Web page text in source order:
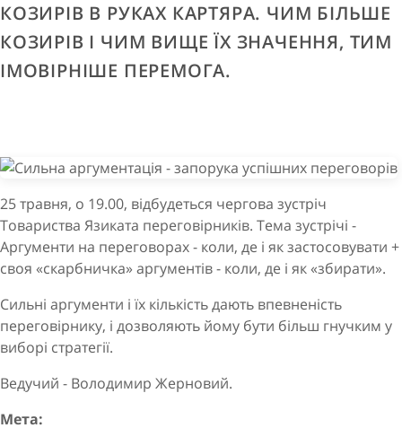
КОЗИРІВ В РУКАХ КАРТЯРА. ЧИМ БІЛЬШЕ
КОЗИРІВ І ЧИМ ВИЩЕ ЇХ ЗНАЧЕННЯ, ТИМ
ІМОВІРНІШЕ ПЕРЕМОГА.
25 травня, о 19.00, відбудеться чергова зустріч
Товариства Язиката переговірників. Тема зустрічі -
Аргументи на переговорах - коли, де і як застосовувати +
своя «скарбничка» аргументів - коли, де і як «збирати».
Сильні аргументи і їх кількість дають впевненість
переговірнику, і дозволяють йому бути більш гнучким у
виборі стратегії.
Ведучий - Володимир Жерновий.
Мета: